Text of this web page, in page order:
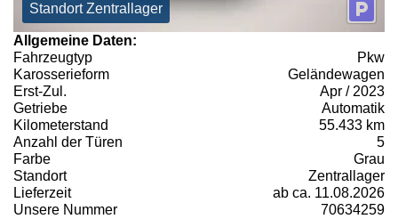
Standort Zentrallager
Allgemeine Daten:
Fahrzeugtyp
Pkw
Karosserieform
Geländewagen
Erst-Zul.
Apr / 2023
Getriebe
Automatik
Kilometerstand
55.433 km
Anzahl der Türen
5
Farbe
Grau
Standort
Zentrallager
Lieferzeit
ab ca. 11.08.2026
Unsere Nummer
70634259